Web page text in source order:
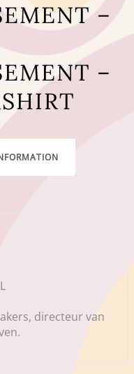
–
–
directeur van